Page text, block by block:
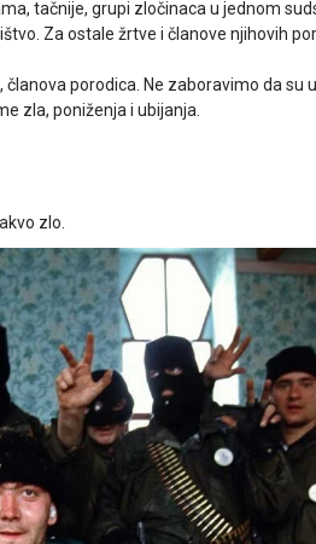
tačnije, grupi zločinaca u jednom
Za ostale žrtve i članove njihovih
porodica. Ne zaboravimo da su
zla, poniženja i ubijanja.
zlo.